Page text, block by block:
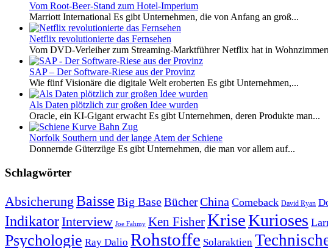
Vom Root-Beer-Stand zum Hotel-Imperium
Marriott International Es gibt Unternehmen, die von Anfang an groß...
Netflix revolutionierte das Fernsehen
Vom DVD-Verleiher zum Streaming-Marktführer Netflix hat in
SAP – Der Software-Riese aus der Provinz
Wie fünf Visionäre die digitale Welt eroberten Es gibt Unternehmen,...
Als Daten plötzlich zur großen Idee wurden
Oracle, ein KI-Gigant erwacht Es gibt Unternehmen, deren Produkte man...
Norfolk Southern und der lange Atem der Schiene
Donnernde Güterzüge Es gibt Unternehmen, die man vor allem auf...
Schlagwörter
Absicherung Baisse Big BaseBücherChina Comeback David Ryan
IndikatorInterview Joe Fahmy Ken FisherKriseKurioses
Psychologie Ray Dalio Rohstoffe Solaraktien